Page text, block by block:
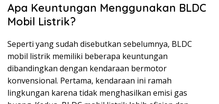
Apa Keuntungan Menggunakan BLDC
Mobil Listrik?
Seperti yang sudah disebutkan sebelumnya, BLDC
mobil listrik memiliki beberapa keuntungan
dibandingkan dengan kendaraan bermotor
konvensional. Pertama, kendaraan ini ramah
lingkungan karena tidak menghasilkan emisi gas